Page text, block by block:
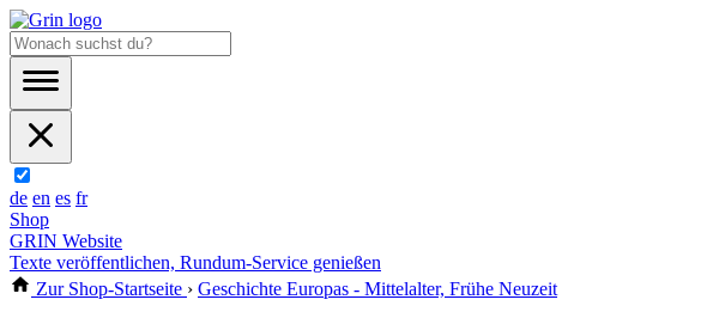
de en es fr
Shop
GRIN Website
Texte veröffentlichen, Rundum-Service genießen
Zur Shop-Startseite › Geschichte Europas - Mittelalter, Frühe Neuzeit